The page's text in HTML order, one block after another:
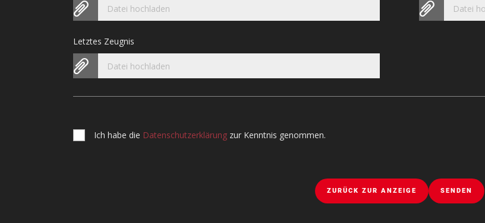
Datei hochladen Datei
Letztes Zeugnis
Datei hochladen
Ich habe die Datenschutzerklärung zur Kenntnis genommen.
ZURÜCK ZUR ANZEIGE SENDEN